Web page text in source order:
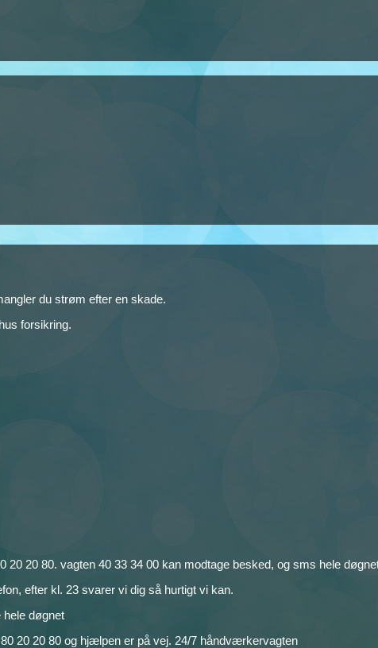
du strøm efter en skade.
forsikring.
20 20 80. vagten 40 33 34 00 kan modtage besked, og sms hele
efter kl. 23 svarer vi dig så hurtigt vi kan.
hele døgnet
20 20 80 og hjælpen er på vej. 24/7 håndværkervagten